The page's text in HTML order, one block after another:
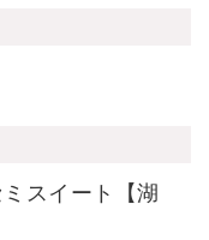
スイート【湖